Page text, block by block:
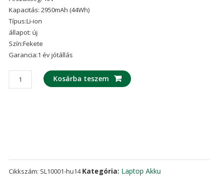
értékelés
alapján
Kapacitás: 2950mAh (44Wh)
Típus:Li-ion
állapot: új
Szín:Fekete
Garancia:1 év jótállás
laptop
akku/akkumulátor
Kosárba teszem
Cikkszám: SL10001-hu14 Kategória: Laptop Akku